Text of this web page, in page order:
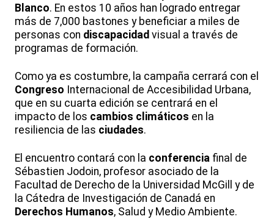
Blanco. En estos 10 años han logrado entregar
más de 7,000 bastones y beneficiar a miles de
personas con discapacidad visual a través de
programas de formación.
Como ya es costumbre, la campaña cerrará con el
Congreso Internacional de Accesibilidad Urbana,
que en su cuarta edición se centrará en el
impacto de los cambios climáticos en la
resiliencia de las ciudades.
El encuentro contará con la conferencia final de
Sébastien Jodoin, profesor asociado de la
Facultad de Derecho de la Universidad McGill y de
la Cátedra de Investigación de Canadá en
Derechos Humanos, Salud y Medio Ambiente.